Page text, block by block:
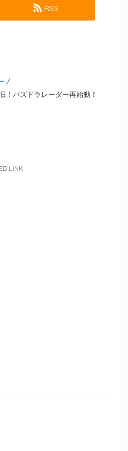
RSS
/
！パズドラレーダー再始動！
LINK